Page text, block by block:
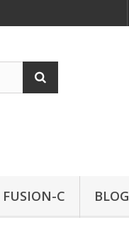
FUSION-C BLOG